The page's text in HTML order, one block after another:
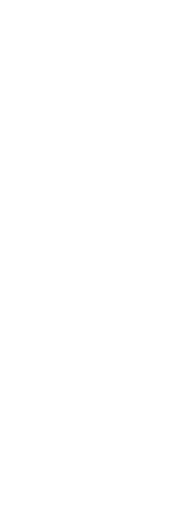
uvedené vybavení)